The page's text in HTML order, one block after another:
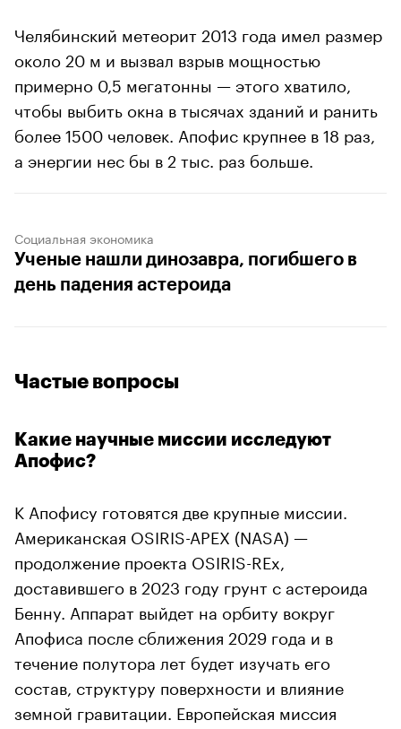
Челябинский метеорит 2013 года имел размер
около 20 м и вызвал взрыв мощностью
примерно 0,5 мегатонны — этого хватило,
чтобы выбить окна в тысячах зданий и ранить
более 1500 человек. Апофис крупнее в 18 раз,
а энергии нес бы в 2 тыс. раз больше.
Социальная экономика
Ученые нашли динозавра, погибшего в
день падения астероида
Частые вопросы
Какие научные миссии исследуют
Апофис?
К Апофису готовятся две крупные миссии.
Американская OSIRIS-APEX (NASA) —
продолжение проекта OSIRIS-REx,
доставившего в 2023 году грунт с астероида
Бенну. Аппарат выйдет на орбиту вокруг
Апофиса после сближения 2029 года и в
течение полутора лет будет изучать его
состав, структуру поверхности и влияние
земной гравитации. Европейская миссия